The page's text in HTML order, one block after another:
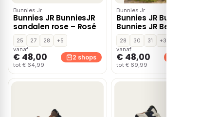
Bunnies Jr
Bunnies JR BunniesJR
sandalen rose – Rosé
25 27 28
+5
vanaf
€ 48,00
tot € 64,99
2 shops
Bunnies Jr
Bunnies JR BunniesJR
Bunnies JR Bette
Beach Sandalen
multicolor – Roze
28 30 31
+3
vanaf
€ 48,00
tot € 69,99